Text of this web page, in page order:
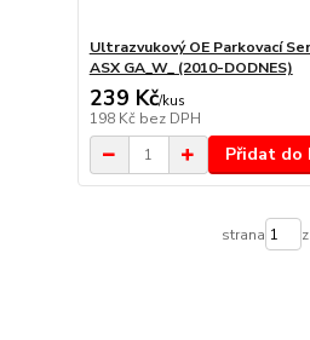
Ultrazvukový OE Parkovací
ASX GA_W_ (2010-DODNES)
239 Kč/kus
198 Kč bez DPH
Přidat do
strana